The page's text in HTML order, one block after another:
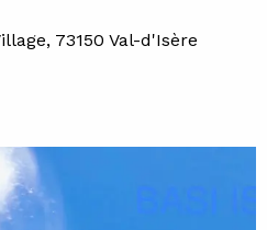
73150 Val-d'Isère